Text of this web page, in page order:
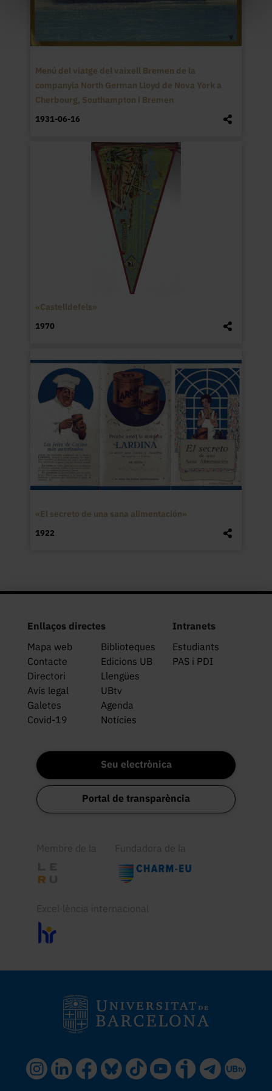
Menú del viatge del vaixell Bremen de la
companyia North German Lloyd de Nova York a
Cherbourg, Southampton i Bremen
1931-06-16
«Castelldefels»
1970
«El secreto de una sana alimentación»
1922
Enllaços directes
Mapa web
Biblioteques
Contacte
Edicions UB
Directori
Llengües
Avís legal
UBtv
Galetes
Agenda
Covid-19
Notícies
Intranets
Estudiants
PAS i PDI
Seu electrònica
Portal de transparència
Membre de la Fundadora de la
Excel·lència internacional